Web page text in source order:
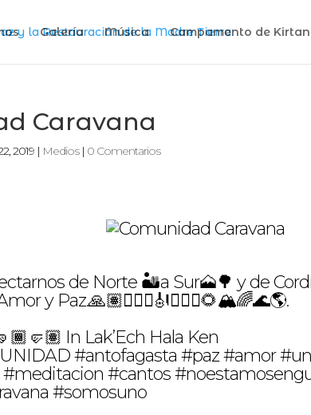
Galería Música Campamento de Kirtan
Caravana
2019 | Medios| 0 Comentarios
de Norte 🏜a Sur🗻🌳 y de
y Paz.🙏🏽🧝🏾‍♀️🎻🧘🏻‍♀️🌻🏔🌈🌊🌎.
In Lak’Ech Hala Ken
#antofagasta #paz #amor
#cantos
#somosuno